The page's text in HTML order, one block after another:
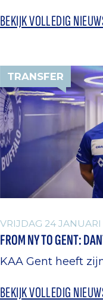
BEKIJK VOLLEDIG
TRANSFER
VRIJDAG 24
FROM NY TO GENT:
KAA Gent heeft
BEKIJK VOLLEDIG